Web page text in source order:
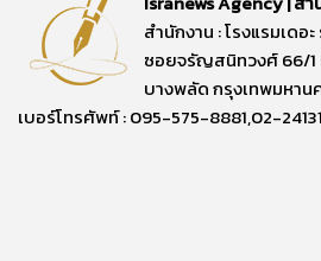
สำนักงาน : โรงแรมเดอ
ซอยจรัญสนิทวงศ์ 66/1
บางพลัด กรุงเทพมหาน
เบอร์โทรศัพท์ : 095-575-8881,02-